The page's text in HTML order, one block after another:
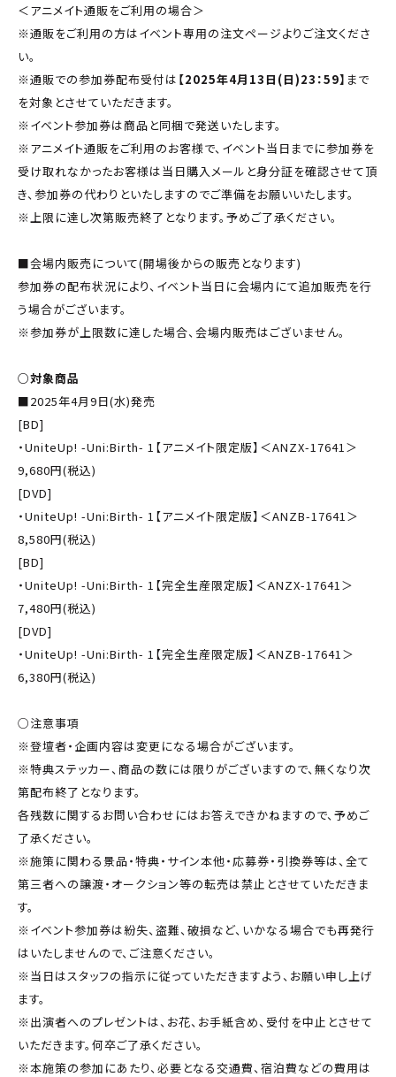
＜アニメイト通販をご利用の場合＞
※通販をご利用の方はイベント専用の注文ページよりご注文くださ
い。
※通販での参加券配布受付は 【2025年4月13日(日)23：59】 まで
を対象とさせていただきます。
※イベント参加券は商品と同梱で発送いたします。
※アニメイト通販をご利用のお客様で、イベント当日までに参加券を
受け取れなかったお客様は当日購入メールと身分証を確認させて頂
き、参加券の代わりといたしますのでご準備をお願いいたします。
※上限に達し次第販売終了となります。予めご了承ください。
■会場内販売について(開場後からの販売となります)
参加券の配布状況により、イベント当日に会場内にて追加販売を行
う場合がございます。
※参加券が上限数に達した場合、会場内販売はございません。
○対象商品
■2025年4月9日(水)発売
[BD]
・UniteUp! -Uni:Birth- 1【アニメイト限定版】＜ANZX-17641＞
9,680円(税込)
[DVD]
・UniteUp! -Uni:Birth- 1【アニメイト限定版】＜ANZB-17641＞
8,580円(税込)
[BD]
・UniteUp! -Uni:Birth- 1【完全生産限定版】＜ANZX-17641＞
7,480円(税込)
[DVD]
・UniteUp! -Uni:Birth- 1【完全生産限定版】＜ANZB-17641＞
6,380円(税込)
○注意事項
※登壇者・企画内容は変更になる場合がございます。
※特典ステッカー、商品の数には限りがございますので、無くなり次
第配布終了となります。
各残数に関するお問い合わせにはお答えできかねますので、予めご
了承ください。
※施策に関わる景品・特典・サイン本他・応募券・引換券等は、全て
第三者への譲渡・オークション等の転売は禁止とさせていただきま
す。
※イベント参加券は紛失、盗難、破損など、いかなる場合でも再発行
はいたしませんので、ご注意ください。
※当日はスタッフの指示に従っていただきますよう、お願い申し上げ
ます。
※出演者へのプレゼントは、お花、お手紙含め、受付を中止とさせて
いただきます。何卒ご了承ください。
※本施策の参加にあたり、必要となる交通費、宿泊費などの費用は